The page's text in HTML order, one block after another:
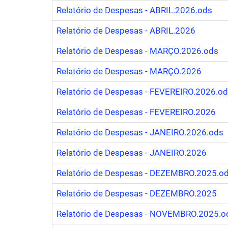
Relatório de Despesas - ABRIL.2026.ods
Relatório de Despesas - ABRIL.2026
Relatório de Despesas - MARÇO.2026.ods
Relatório de Despesas - MARÇO.2026
Relatório de Despesas -
Relatório de Despesas - FEVEREIRO.2026
Relatório de Despesas - JANEIRO.2026.ods
Relatório de Despesas - JANEIRO.2026
Relatório de Despesas -
Relatório de Despesas - DEZEMBRO.2025
Relatório de Despesas -